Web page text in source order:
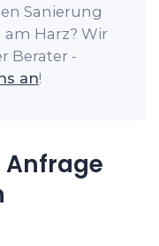
Sanierung
Harz? Wir
Berater -
an!